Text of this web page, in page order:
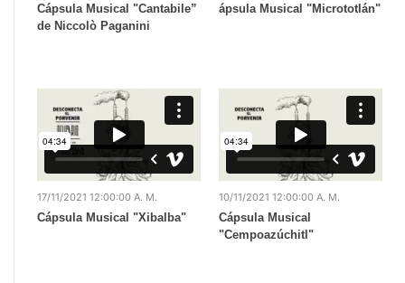
Cápsula Musical "Cantabile”
de Niccolò Paganini
ápsula Musical "Micrototlán"
17/11/2021 12:00:00 A. M.
Cápsula Musical "Xibalba"
10/11/2021 12:00:00 A. M.
Cápsula Musical
"Cempoazúchitl"